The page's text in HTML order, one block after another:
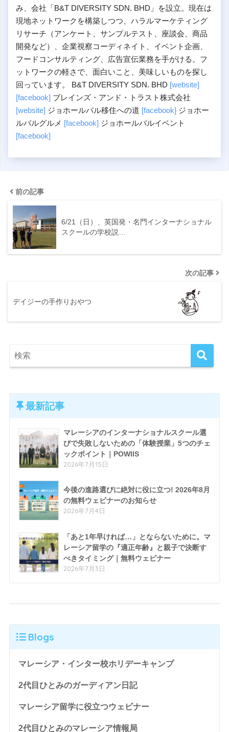
み、会社「B&T DIVERSITY SDN. BHD」を設立。現在は
現地ネットワークを構築しつつ、ハラルマーケティング
リサーチ（アンケート、サンプルテスト、座談会、商品
開発など）、企業視察コーディネイト、イベント企画、
フードコンサルティング、広告宣伝業務を手がける。フ
ットワークの軽さで、面白いこと、美味しいものを探し
回っています。 B&T DIVERSITY SDN. BHD [website]
[facebook] ブレインズ・アンド・トラスト株式会社
[website] ジョホールバル移住への道 [facebook] ジョホー
ルバルグルメ [facebook] ジョホールバルイベント
[facebook]
前の記事
6/21（日）、英国発・名門インターナショナル
スクールの学校説…
次の記事
デイジーの手作りおやつ
最新記事
マレーシアのインターナショナルスクール選
びで失敗しないための「体験授業」5つのチェ
ックポイント｜POWIIS
2026年7月15日
今後の進路選びに絶対に役に立つ! 2026年8月
の無料ウェビナーのお知らせ
2026年7月4日
「あと1年早ければ…」とならないために。マ
レーシア留学の『適正年齢』と親子で決断す
べきタイミング｜無料ウェビナー
2026年7月3日
Blogs
マレーシア・インター校ホリデーキャンプ
2代目ひとみのガーディアン日記
マレーシア留学に役立つウェビナー
2代目ひとみのマレーシア情報局